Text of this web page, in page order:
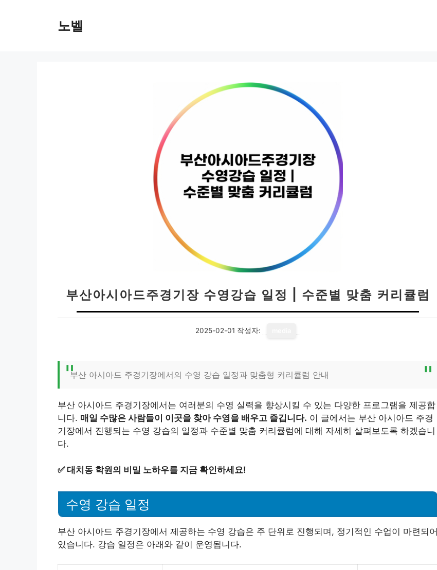
노벨
부산아시아드주경기장 수영강습 일정 | 수준별 맞춤 커리큘럼
2025-02-01 작성자:
부산 아시아드 주경기장에서의 수영 강습 일정과 맞춤형 커리큘럼 안내
부산 아시아드 주경기장에서는 여러분의 수영 실력을 향상시킬 수 있는 다양한 프로그램을 제공합
니다. 매일 수많은 사람들이 이곳을 찾아 수영을 배우고 즐깁니다. 이 글에서는 부산 아시아드 주경
기장에서 진행되는 수영 강습의 일정과 수준별 맞춤 커리큘럼에 대해 자세히 살펴보도록 하겠습니
다.
✅대치동 학원의 비밀 노하우를 지금 확인하세요!
수영 강습 일정
부산 아시아드 주경기장에서 제공하는 수영 강습은 주 단위로 진행되며, 정기적인 수업이 마련되어
있습니다. 강습 일정은 아래와 같이 운영됩니다.